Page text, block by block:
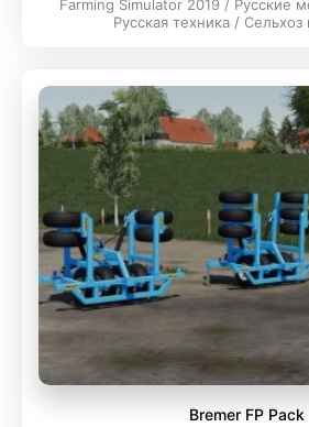
Farming Simulator 2019 / Русские
Русская техника / Сельхоз
Bremer FP Pack